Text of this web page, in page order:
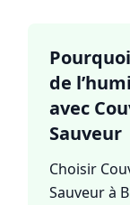
de
avec
Sauveur
Choisir
Sauveur à